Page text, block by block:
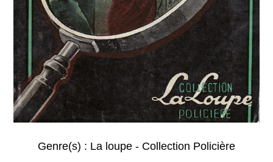
Genre(s) : La loupe - Collection Policière